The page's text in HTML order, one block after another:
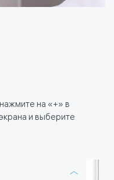
на «+» в
и выберите